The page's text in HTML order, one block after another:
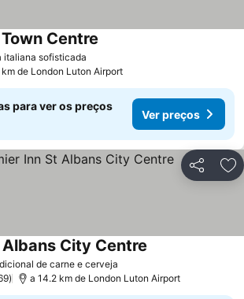
italiana sofisticada
Centre
km de London Luton Airport
para ver os preços
Ver preços
Partilhar
de carne e cerveja
City Centre
a 14.2 km de London Luton Airport